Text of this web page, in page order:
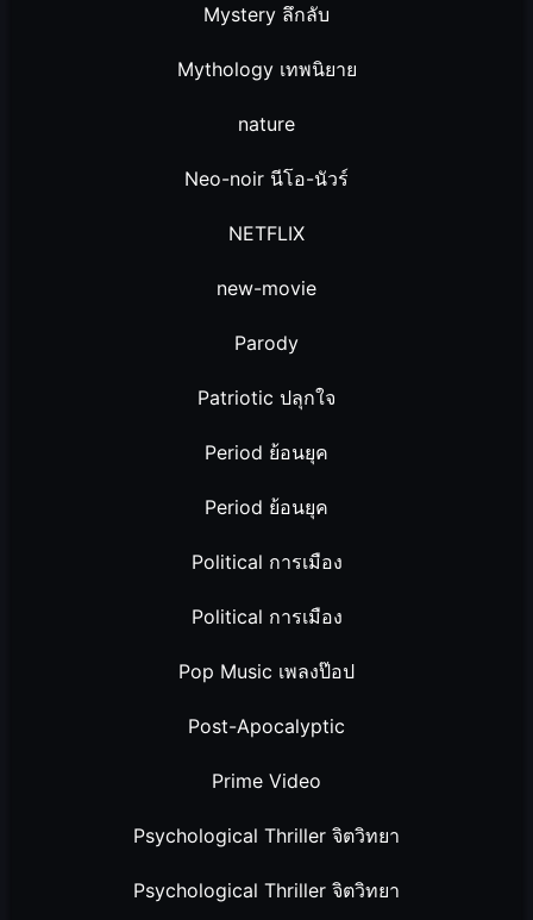
Mystery ลึกลับ
Mythology เทพนิยาย
nature
Neo-noir นีโอ-นัวร์
NETFLIX
new-movie
Parody
Patriotic ปลุกใจ
Period ย้อนยุค
Period ย้อนยุค
Political การเมือง
Political การเมือง
Pop Music เพลงป๊อป
Post-Apocalyptic
Prime Video
Psychological Thriller จิตวิทยา
Psychological Thriller จิตวิทยา